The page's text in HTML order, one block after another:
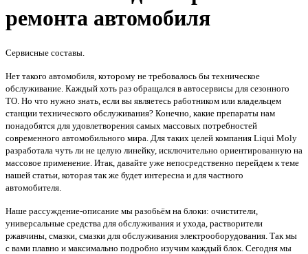
ремонта автомобиля
Сервисные составы.
Нет такого автомобиля, которому не требовалось бы техническое
обслуживание. Каждый хоть раз обращался в автосервисы для сезонного
ТО. Но что нужно знать, если вы являетесь работником или владельцем
станции технического обслуживания? Конечно, какие препараты нам
понадобятся для удовлетворения самых массовых потребностей
современного автомобильного мира. Для таких целей компания Liqui Moly
разработала чуть ли не целую линейку, исключительно ориентированную на
массовое применение. Итак, давайте уже непосредственно перейдем к теме
нашей статьи, которая так же будет интересна и для частного
автомобителя.
Наше рассуждение-описание мы разобьём на блоки: очистители,
универсальные средства для обслуживания и ухода, растворители
ржавчины, смазки, смазки для обслуживания электрооборудования. Так мы
с вами плавно и максимально подробно изучим каждый блок. Сегодня мы